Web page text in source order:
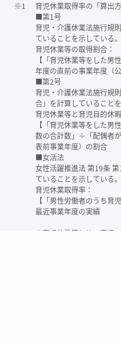
※1
育児休業取得率の「算出
■第1号
育児・介護休業法施行規
ていることを示している。
育児休業等の取得割合：
【「育児休業等をした
年度の直前の事業年度（
■第2号
育児・介護休業法施行規
合」を計算していることを
育児休業等と育児目的休
【「育児休業等をした
数の合計数」÷「配偶者
表前事業年度）の割合
■女活法
女性活躍推進法 第19条
ていることを示している。
育児休業取得率：
【「男性労働者のうち
最近事業年度の実績
※育児休業等とは、育児